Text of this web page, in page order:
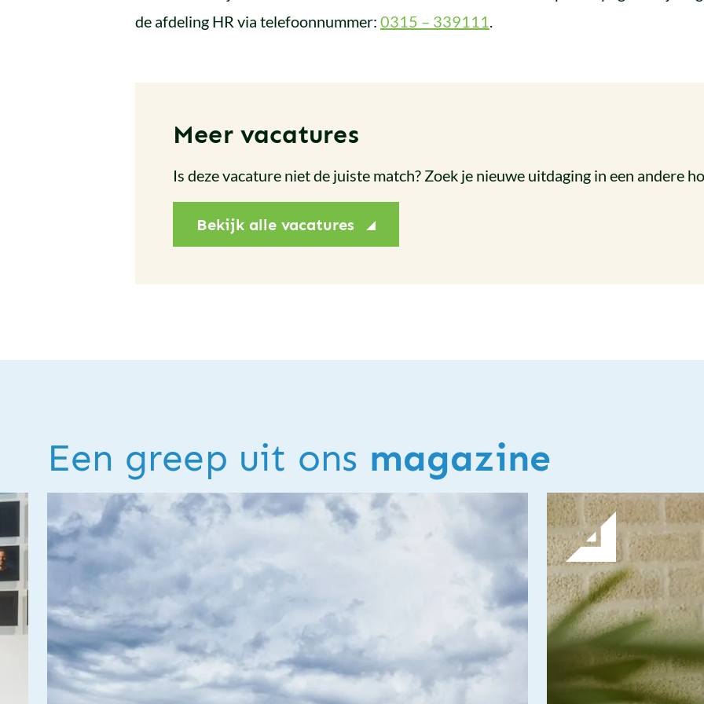
de afdeling HR via telefoonnummer: 0315 – 339111.
Meer vacatures
Is deze vacature niet de juiste match? Zoek je nieuwe uitdaging in een andere
Bekijk alle vacatures
Een greep uit ons magazine